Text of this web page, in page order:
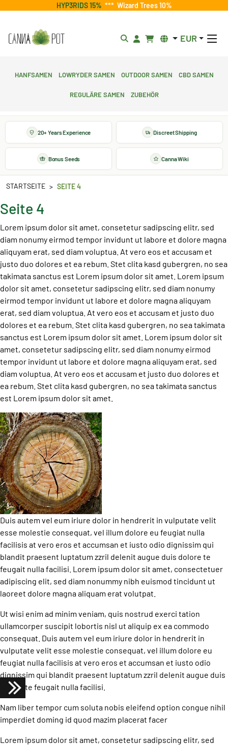
HYP3RIDS 15% *** Wizard Trees 10%
EUR
Hanfsamen Lowryder Samen Outdoor Samen CBD Samen
Reguläre Samen Zubehör
20+ Years Experience Discreet Shipping
Bonus Seeds Canna Wiki
STARTSEITE SEITE 4
Seite 4
Lorem ipsum dolor sit amet, consetetur sadipscing elitr, sed
diam nonumy eirmod tempor invidunt ut labore et dolore magna
aliquyam erat, sed diam voluptua. At vero eos et accusam et
justo duo dolores et ea rebum. Stet clita kasd gubergren, no sea
takimata sanctus est Lorem ipsum dolor sit amet. Lorem ipsum
dolor sit amet, consetetur sadipscing elitr, sed diam nonumy
eirmod tempor invidunt ut labore et dolore magna aliquyam
erat, sed diam voluptua. At vero eos et accusam et justo duo
dolores et ea rebum. Stet clita kasd gubergren, no sea takimata
sanctus est Lorem ipsum dolor sit amet. Lorem ipsum dolor sit
amet, consetetur sadipscing elitr, sed diam nonumy eirmod
tempor invidunt ut labore et dolore magna aliquyam erat, sed
diam voluptua. At vero eos et accusam et justo duo dolores et
ea rebum. Stet clita kasd gubergren, no sea takimata sanctus
est Lorem ipsum dolor sit amet.
Duis autem vel eum iriure dolor in hendrerit in vulputate velit
esse molestie consequat, vel illum dolore eu feugiat nulla
facilisis at vero eros et accumsan et iusto odio dignissim qui
blandit praesent luptatum zzril delenit augue duis dolore te
feugait nulla facilisi. Lorem ipsum dolor sit amet, consectetuer
adipiscing elit, sed diam nonummy nibh euismod tincidunt ut
laoreet dolore magna aliquam erat volutpat.
Ut wisi enim ad minim veniam, quis nostrud exerci tation
ullamcorper suscipit lobortis nisl ut aliquip ex ea commodo
consequat. Duis autem vel eum iriure dolor in hendrerit in
vulputate velit esse molestie consequat, vel illum dolore eu
feugiat nulla facilisis at vero eros et accumsan et iusto odio
dignissim qui blandit praesent luptatum zzril delenit augue duis
dolore te feugait nulla facilisi.
Nam liber tempor cum soluta nobis eleifend option congue nihil
imperdiet doming id quod mazim placerat facer
Lorem ipsum dolor sit amet, consetetur sadipscing elitr, sed